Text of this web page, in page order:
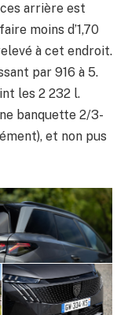
arrière est
moins d’1,70
à cet endroit.
par 916 à 5.
les 2 232 l.
banquette 2/3-
et non pus